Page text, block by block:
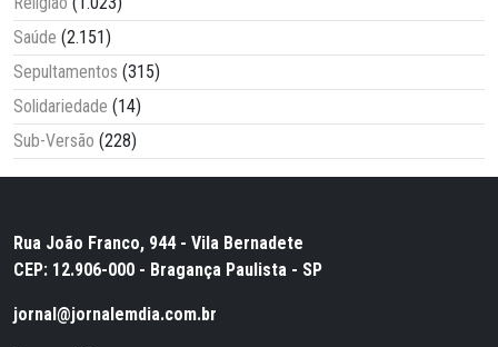
Saúde (2.151)
Sepultamentos (315)
Solidariedade (14)
Sub-Versão (228)
Rua João Franco, 944 - Vila Bernadete
CEP: 12.906-000 - Bragança Paulista - SP
jornal@jornalemdia.com.br